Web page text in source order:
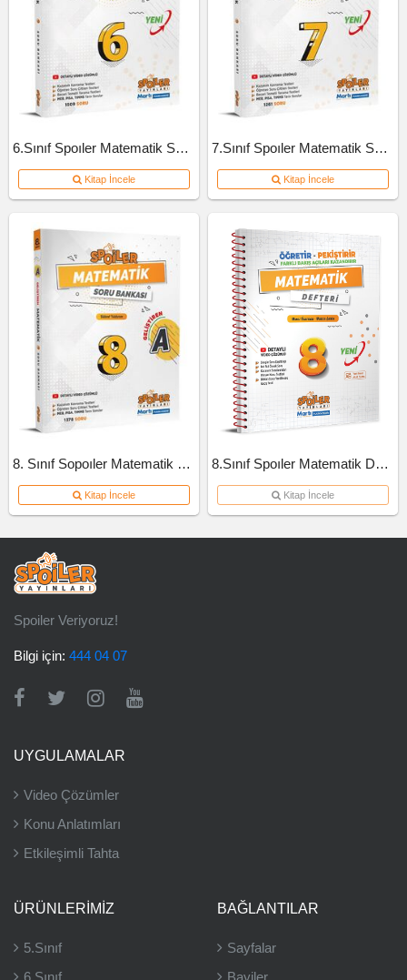
6.Sınıf Spoıler Matematik Soru Bankası 2023
Kitap İncele
7.Sınıf Spoıler Matematik Soru Bankası
Kitap İncele
8. Sınıf Sopoıler Matematik Soru Bankası A Kitap 2023
Kitap İncele
8.Sınıf Spoıler Matematik Defteri
Kitap İncele
Spoiler Veriyoruz!
Bilgi için: 444 04 07
UYGULAMALAR
Video Çözümler
Konu Anlatımları
Etkileşimli Tahta
ÜRÜNLERIMIZ
5.Sınıf
6.Sınıf
BAĞLANTILAR
Sayfalar
Bayiler